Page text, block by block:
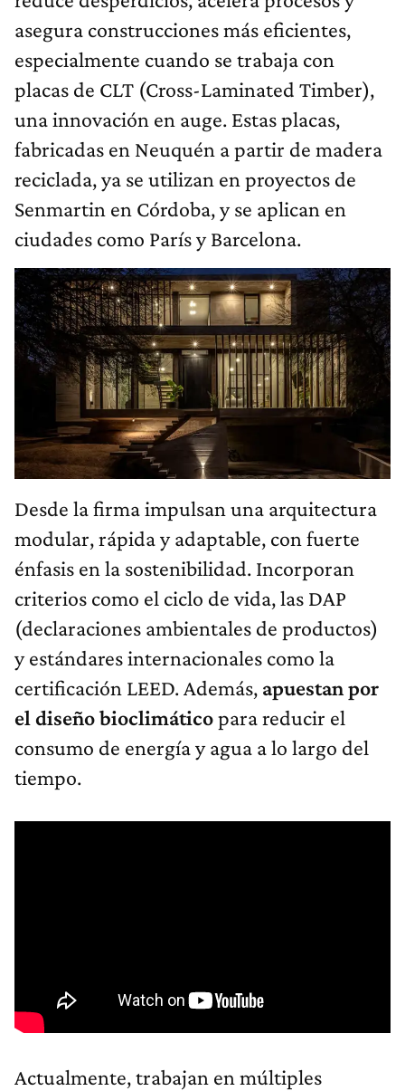
asegura construcciones más eficientes,
especialmente cuando se trabaja con
placas de CLT (Cross-Laminated Timber),
una innovación en auge. Estas placas,
fabricadas en Neuquén a partir de madera
reciclada, ya se utilizan en proyectos de
Senmartin en Córdoba, y se aplican en
ciudades como París y Barcelona.
Desde la firma impulsan una arquitectura
modular, rápida y adaptable, con fuerte
énfasis en la sostenibilidad. Incorporan
criterios como el ciclo de vida, las DAP
(declaraciones ambientales de productos)
y estándares internacionales como la
certificación LEED. Además, apuestan por
el diseño bioclimáticopara reducir el
consumo de energía y agua a lo largo del
tiempo.
Actualmente, trabajan en múltiples